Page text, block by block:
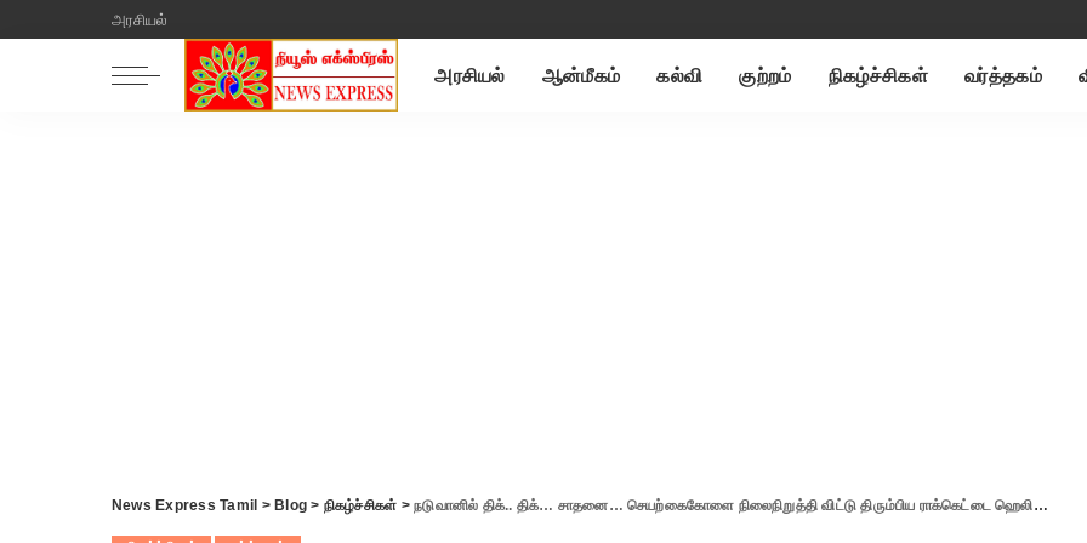
அரசியல்
அரசியல் ஆன்மீகம் கல்வி குற்றம் நிகழ்ச்சிகள் வர்த்தகம்
News Express Tamil > Blog > நிகழ்ச்சிகள் >நடுவானில் திக்.. திக்… சாதனை… செயற்கைகோளை நிலைநிறுத்தி விட்டு திரும்பிய ராக்கெட்டை ஹெலிகாப்டர் மூலம் பிடிப்பு- பிரம்மிக்க வைத்த சம்பவம்.!!